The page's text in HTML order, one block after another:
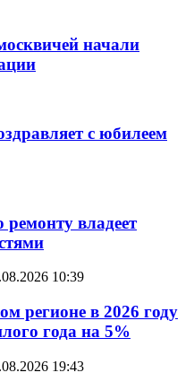
начали
с юбилеем
владеет
10:39
регионе в 2026 году
года на 5%
19:43